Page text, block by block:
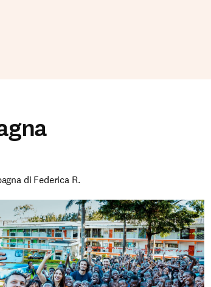
di Federica R.